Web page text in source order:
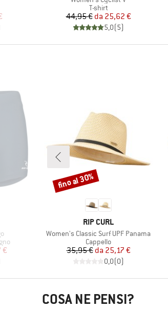
Gruppo di prodotti
T-shirt
Prezzo
44,95 € Prezzo ridotto
da 25,62 €
5,0(5)
€
MARCHIO
RIP CURL
Articolo
Women's Classic Surf UPF Panama
Gruppo di prodotti
Cappello
Prezzo
35,95 € Prezzo ridotto
da 25,17 €
0,0(0)
Sconto
fino al 30%
COSA NE PENSI?